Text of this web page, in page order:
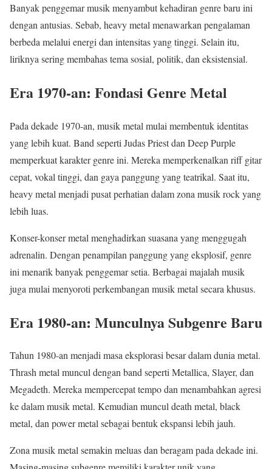
Banyak penggemar musik menyambut kehadiran genre baru ini
dengan antusias. Sebab, heavy metal menawarkan pengalaman
berbeda melalui energi dan intensitas yang tinggi. Selain itu,
liriknya sering membahas tema sosial, politik, dan eksistensial.
Era 1970-an: Fondasi Genre Metal
Pada dekade 1970-an, musik metal mulai membentuk identitas
yang lebih kuat. Band seperti Judas Priest dan Deep Purple
memperkuat karakter genre ini. Mereka memperkenalkan riff gitar
cepat, vokal tinggi, dan gaya panggung yang teatrikal. Saat itu,
heavy metal menjadi pusat perhatian dalam zona musik rock yang
lebih luas.
Konser-konser metal menghadirkan suasana yang menggugah
adrenalin. Dengan penampilan panggung yang eksplosif, genre
ini menarik banyak penggemar setia. Berbagai majalah musik
juga mulai menyoroti perkembangan musik metal secara khusus.
Era 1980-an: Munculnya Subgenre Baru
Tahun 1980-an menjadi masa eksplorasi besar dalam dunia metal.
Thrash metal muncul dengan band seperti Metallica, Slayer, dan
Megadeth. Mereka mempercepat tempo dan menambahkan agresi
ke dalam musik metal. Kemudian muncul death metal, black
metal, dan power metal sebagai bentuk ekspansi lebih jauh.
Zona musik metal semakin meluas dan beragam pada dekade ini.